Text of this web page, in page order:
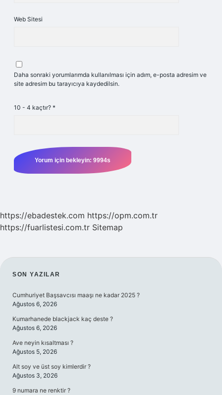
Web Sitesi
Daha sonraki yorumlarımda kullanılması için adım, e-posta adresim ve
site adresim bu tarayıcıya kaydedilsin.
10 - 4 kaçtır? *
https://ebadestek.com https://opm.com.tr
https://fuarlistesi.com.tr Sitemap
SIDEBAR
SON YAZILAR
Cumhuriyet Başsavcısı maaşı ne kadar 2025 ?
Ağustos 6, 2026
Kumarhanede blackjack kaç deste ?
Ağustos 6, 2026
Ave neyin kısaltması ?
Ağustos 5, 2026
Alt soy ve üst soy kimlerdir ?
Ağustos 3, 2026
9 numara ne renktir ?